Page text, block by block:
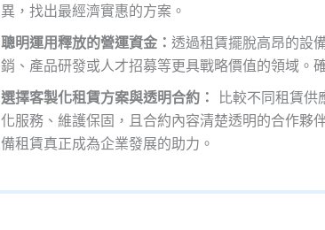
異，找出最經濟實惠的方案。
聰明運用釋放的營運資金： 透過租賃擺脫高昂的設
銷、產品研發或人才招募等更具戰略價值的領域。
選擇客製化租賃方案與透明合約：
比較不同租賃供
化服務、維護保固，且合約內容清楚透明的合作夥
備租賃真正成為企業發展的助力。